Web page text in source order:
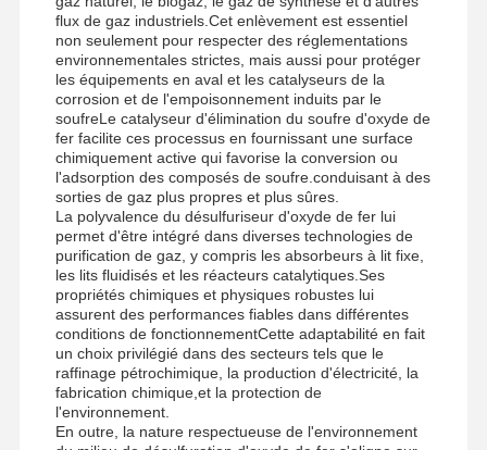
Aperçu Produits Vidéos
A Propos De
Nous
Visite D'usine Contrôle De
La Qualité
Nouvelles
flux de gaz industriels.Cet enlèvement est essentiel
non seulement pour respecter des réglementations
environnementales strictes, mais aussi pour protéger
les équipements en aval et les catalyseurs de la
corrosion et de l'empoisonnement induits par le
soufreLe catalyseur d'élimination du soufre d'oxyde de
fer facilite ces processus en fournissant une surface
chimiquement active qui favorise la conversion ou
l'adsorption des composés de soufre.conduisant à des
sorties de gaz plus propres et plus sûres.
La polyvalence du désulfuriseur d'oxyde de fer lui
permet d'être intégré dans diverses technologies de
purification de gaz, y compris les absorbeurs à lit fixe,
les lits fluidisés et les réacteurs catalytiques.Ses
propriétés chimiques et physiques robustes lui
assurent des performances fiables dans différentes
conditions de fonctionnementCette adaptabilité en fait
un choix privilégié dans des secteurs tels que le
raffinage pétrochimique, la production d'électricité, la
fabrication chimique,et la protection de
l'environnement.
En outre, la nature respectueuse de l'environnement